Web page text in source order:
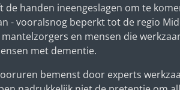
handen ineengeslagen om te
- vooralsnog beperkt tot de regio
en mensen die
met dementie.
bemenst door experts